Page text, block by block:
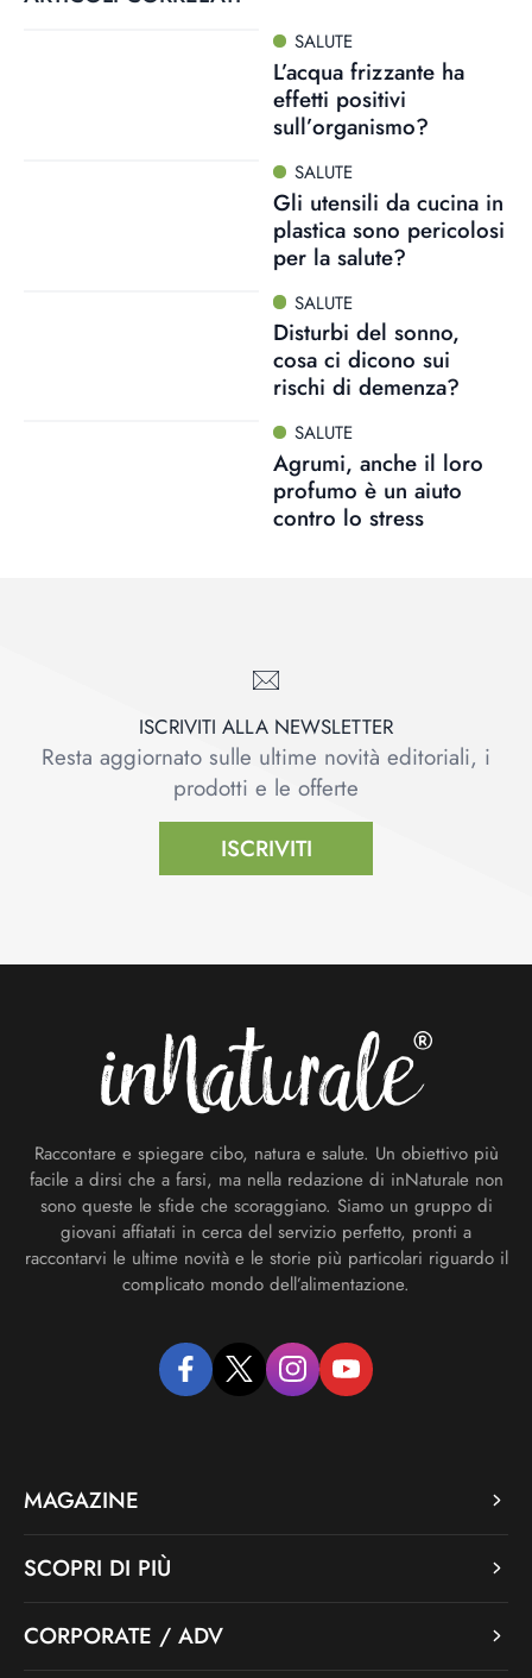
SALUTE
L’acqua frizzante ha
effetti positivi
sull’organismo?
SALUTE
Gli utensili da cucina in
plastica sono pericolosi
per la salute?
SALUTE
Disturbi del sonno,
cosa ci dicono sui
rischi di demenza?
SALUTE
Agrumi, anche il loro
profumo è un aiuto
contro lo stress
ISCRIVITI ALLA NEWSLETTER
Resta aggiornato sulle ultime novità editoriali, i
prodotti e le offerte
ISCRIVITI
Raccontare e spiegare cibo, natura e salute. Un obiettivo più
facile a dirsi che a farsi, ma nella redazione di inNaturale non
sono queste le sfide che scoraggiano. Siamo un gruppo di
giovani affiatati in cerca del servizio perfetto, pronti a
raccontarvi le ultime novità e le storie più particolari riguardo il
complicato mondo dell’alimentazione.
facebooktwitter instagramyoutube
MAGAZINE
SCOPRI DI PIÙ
CORPORATE / ADV